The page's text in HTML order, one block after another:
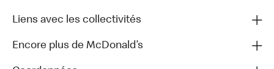
Liens avec les collectivités
Encore plus de McDonald’s